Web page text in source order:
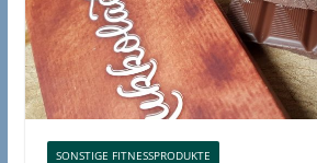
SONSTIGE FITNESSPRODUKTE